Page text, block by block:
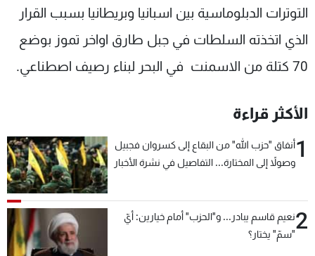
التوترات الدبلوماسية بين اسبانيا وبريطانيا بسبب القرار
الذي اتخذته السلطات في جبل طارق اواخر تموز بوضع
70 كتلة من الاسمنت في البحر لبناء رصيف اصطناعي.
الأكثر قراءة
1أنفاق "حزب الله" من البقاع إلى كسروان فجبيل
وصولاً إلى المختارة... التفاصيل في نشرة الأخبار
2نعيم قاسم يبادر... و"الحزب" أمام خيارين: أيّ
"سمّ" يختار؟